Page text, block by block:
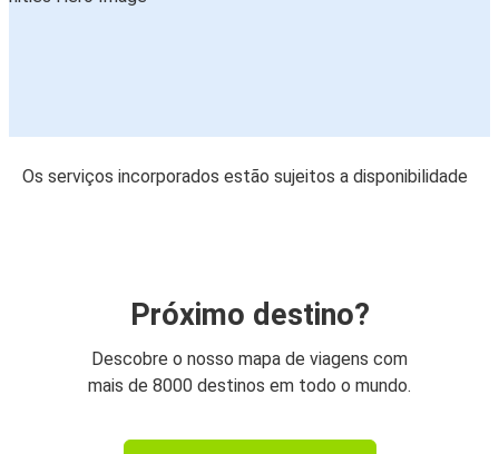
Os serviços incorporados estão sujeitos a disponibilidade
Próximo destino?
Descobre o nosso mapa de viagens com
mais de 8000 destinos em todo o mundo.